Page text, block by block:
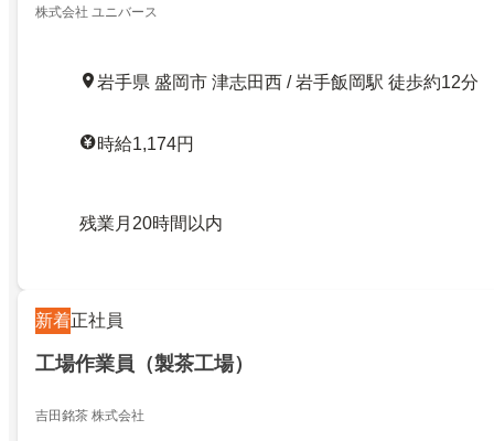
株式会社 ユニバース
岩手県 盛岡市 津志田西 / 岩手飯岡駅 徒歩約12分
時給1,174円
残業月20時間以内
新着正社員
工場作業員（製茶工場）
吉田銘茶 株式会社